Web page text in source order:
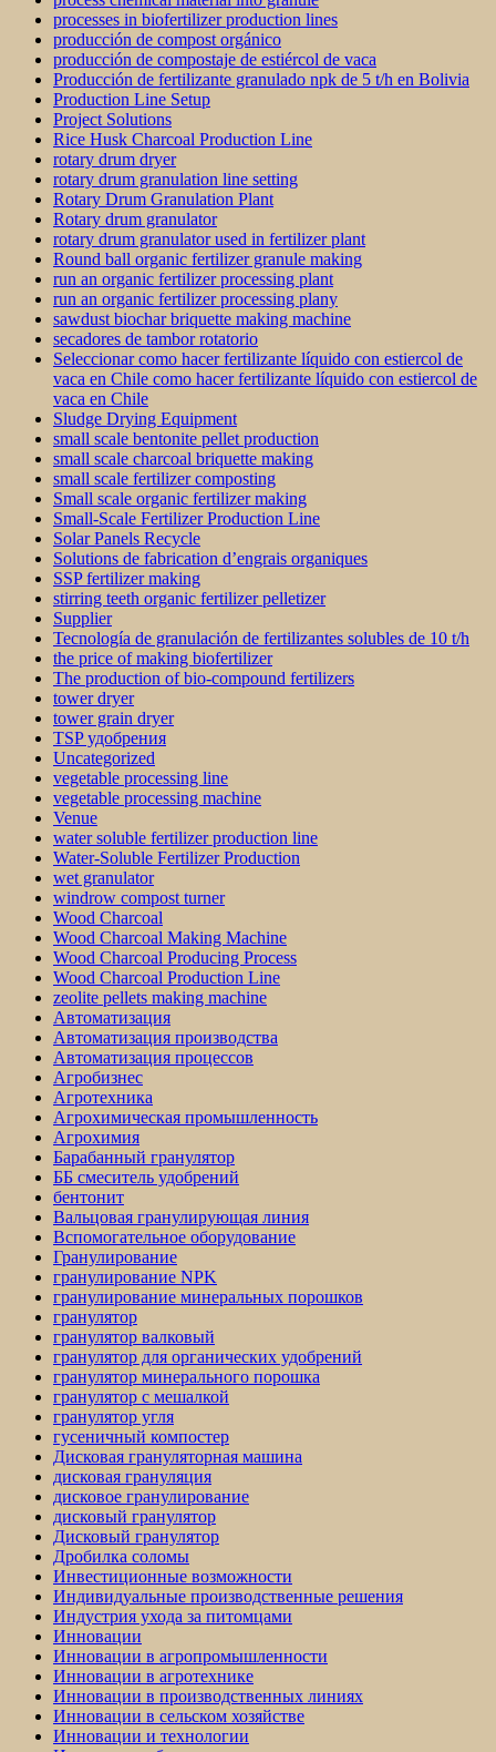
processes in biofertilizer production lines
producción de compost orgánico
producción de compostaje de estiércol de vaca
Producción de fertilizante granulado npk de 5 t/h en Bolivia
Production Line Setup
Project Solutions
Rice Husk Charcoal Production Line
rotary drum dryer
rotary drum granulation line setting
Rotary Drum Granulation Plant
Rotary drum granulator
rotary drum granulator used in fertilizer plant
Round ball organic fertilizer granule making
run an organic fertilizer processing plant
run an organic fertilizer processing plany
sawdust biochar briquette making machine
secadores de tambor rotatorio
Seleccionar como hacer fertilizante líquido con estiercol de
vaca en Chile como hacer fertilizante líquido con estiercol de
vaca en Chile
Sludge Drying Equipment
small scale bentonite pellet production
small scale charcoal briquette making
small scale fertilizer composting
Small scale organic fertilizer making
Small-Scale Fertilizer Production Line
Solar Panels Recycle
Solutions de fabrication d’engrais organiques
SSP fertilizer making
stirring teeth organic fertilizer pelletizer
Supplier
Tecnología de granulación de fertilizantes solubles de 10 t/h
the price of making biofertilizer
The production of bio-compound fertilizers
tower dryer
tower grain dryer
TSP удобрения
Uncategorized
vegetable processing line
vegetable processing machine
Venue
water soluble fertilizer production line
Water-Soluble Fertilizer Production
wet granulator
windrow compost turner
Wood Charcoal
Wood Charcoal Making Machine
Wood Charcoal Producing Process
Wood Charcoal Production Line
zeolite pellets making machine
Автоматизация
Автоматизация производства
Автоматизация процессов
Агробизнес
Агротехника
Агрохимическая промышленность
Агрохимия
Барабанный гранулятор
ББ смеситель удобрений
бентонит
Вальцовая гранулирующая линия
Вспомогательное оборудование
Гранулирование
гранулирование NPK
гранулирование минеральных порошков
гранулятор
гранулятор валковый
гранулятор для органических удобрений
гранулятор минерального порошка
гранулятор с мешалкой
гранулятор угля
гусеничный компостер
Дисковая грануляторная машина
дисковая грануляция
дисковое гранулирование
дисковый гранулятор
Дисковый гранулятор
Дробилка соломы
Инвестиционные возможности
Индивидуальные производственные решения
Индустрия ухода за питомцами
Инновации
Инновации в агропромышленности
Инновации в агротехнике
Инновации в производственных линиях
Инновации в сельском хозяйстве
Инновации и технологии